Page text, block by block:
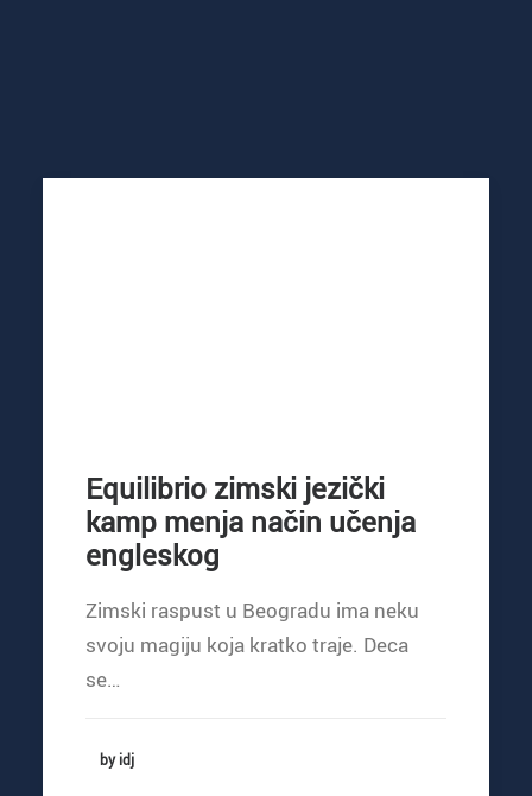
Equilibrio zimski jezički
kamp menja način učenja
engleskog
Zimski raspust u Beogradu ima neku
svoju magiju koja kratko traje. Deca
se…
by idj